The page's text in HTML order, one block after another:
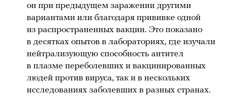
он при предыдущем заражении другими
вариантами или благодаря прививке одной
из распространенных вакцин. Это показано
в десятках опытов в лабораториях, где изучали
нейтрализующую способность антител
в плазме переболевших и вакцинированных
людей против вируса, так и в нескольких
исследованиях заболевших в разных странах.